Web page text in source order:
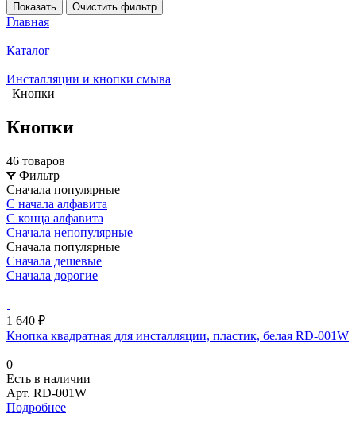
Показать
Очистить фильтр
Главная
Каталог
Инсталляции и кнопки смыва
Кнопки
Кнопки
46 товаров
Фильтр
Сначала популярные
С начала алфавита
С конца алфавита
Сначала непопулярные
Сначала популярные
Сначала дешевые
Сначала дорогие
1 640 ₽
Кнопка квадратная для инсталляции, пластик, белая RD-001W
0
Есть в наличии
Арт. RD-001W
Подробнее